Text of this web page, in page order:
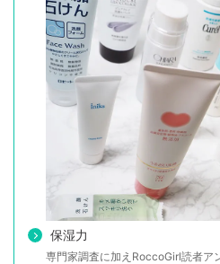
保湿力
専門家調査に加えRoccoGirl読者ア